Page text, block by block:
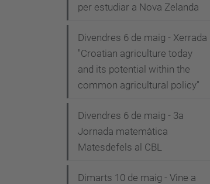
per estudiar a Nova Zelanda
Divendres 6 de maig - Xerrada
"Croatian agriculture today
and its potential within the
common agricultural policy"
Divendres 6 de maig - 3a
Jornada matemàtica
Matesdefels al CBL
Dimarts 10 de maig - Vine a